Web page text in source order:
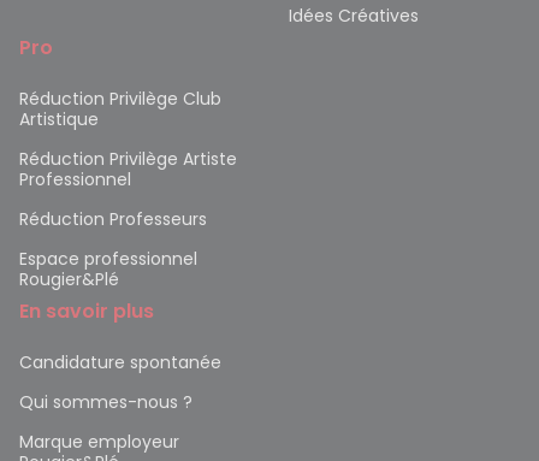
Idées Créatives
Pro
Réduction Privilège Club
Artistique
Réduction Privilège Artiste
Professionnel
Réduction Professeurs
Espace professionnel
Rougier&Plé
En savoir plus
Candidature spontanée
Qui sommes-nous ?
Marque employeur